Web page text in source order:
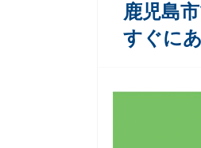
鹿児島
すぐに